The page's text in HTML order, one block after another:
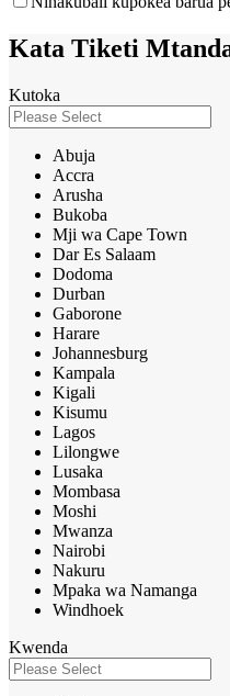
Kata Tiketi
Kutoka
Abuja
Accra
Arusha
Bukoba
Mji wa Cape Town
Dar Es Salaam
Dodoma
Durban
Gaborone
Harare
Johannesburg
Kampala
Kigali
Kisumu
Lagos
Lilongwe
Lusaka
Mombasa
Moshi
Mwanza
Nairobi
Nakuru
Mpaka wa Namanga
Windhoek
Kwenda